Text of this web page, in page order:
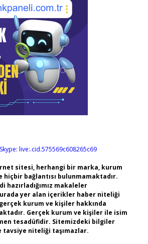
Skype: live:.cid.575569c608265c69
sitesi, herhangi bir marka, kurum
hiçbir bağlantısı bulunmamaktadır.
hazırladığımız makaleler
yer alan içerikler haber niteliği
kurum ve kişiler hakkında
Gerçek kurum ve kişiler ile isim
tesadüfidir. Sitemizdeki bilgiler
niteliği taşımazlar.